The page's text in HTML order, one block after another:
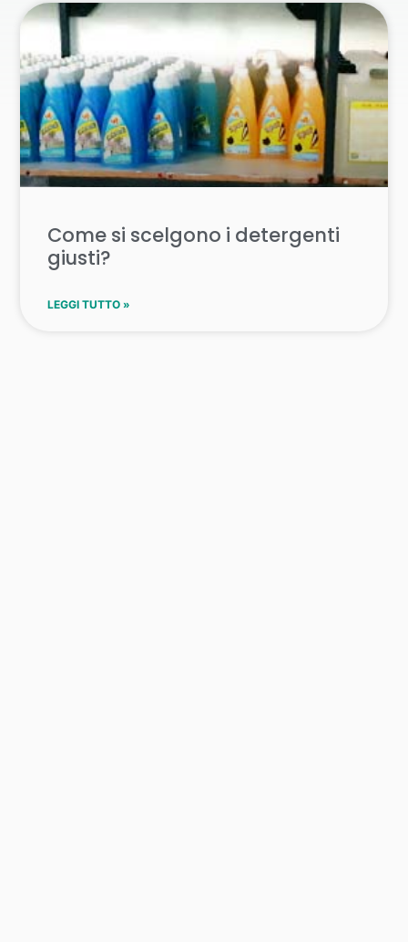
Come si scelgono i detergenti
giusti?
LEGGI TUTTO »